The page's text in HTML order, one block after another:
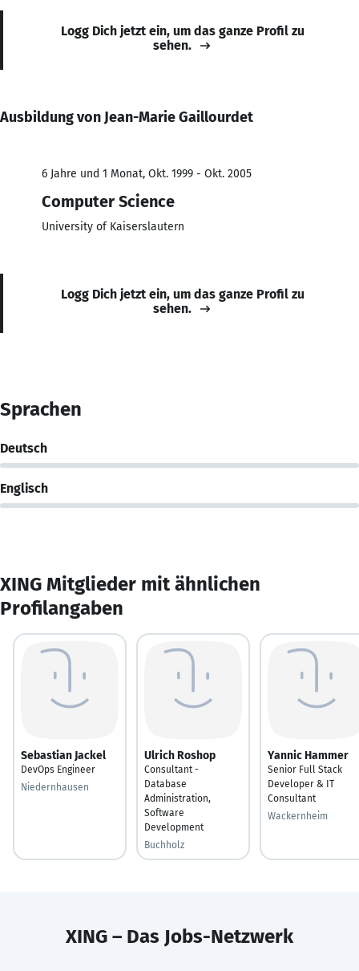
Logg Dich jetzt ein, um das ganze Profil zu
sehen.
Ausbildung von Jean-Marie Gaillourdet
6 Jahre und 1 Monat, Okt. 1999 - Okt. 2005
Computer Science
University of Kaiserslautern
Logg Dich jetzt ein, um das ganze Profil zu
sehen.
Sprachen
Deutsch
Englisch
XING Mitglieder mit ähnlichen
Profilangaben
Sebastian Jackel
DevOps Engineer
Niedernhausen
Ulrich Roshop
Consultant -
Database
Administration,
Software
Development‎
Buchholz
Yannic Hammer
Senior Full Stack
Developer & IT
Consultant
Wackernheim
XING – Das Jobs-Netzwerk